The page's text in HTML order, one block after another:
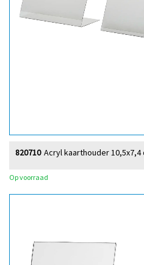
Acryl kaarthouder
820710
Op voorraad